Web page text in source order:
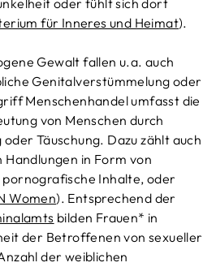
oder fühlt sich dort
für Inneres und Heimat).
Gewalt fallen u.a. auch
Genitalverstümmelung oder
Menschenhandel umfasst die
von Menschen durch
Täuschung. Dazu zählt auch
Handlungen in Form von
Inhalte, oder
Women). Entsprechend der
bilden Frauen* in
der Betroffenen von sexueller
der weiblichen